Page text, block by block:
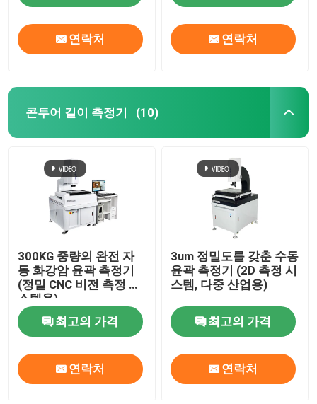
연락처 연락처
콘투어 길이 측정기 (10)
300KG 중량의 완전 자
동 화강암 윤곽 측정기
(정밀 CNC 비전 측정 시
스템용)
최고의 가격
연락처
3um 정밀도를 갖춘 수동
윤곽 측정기 (2D 측정 시
스템, 다중 산업용)
최고의 가격
연락처